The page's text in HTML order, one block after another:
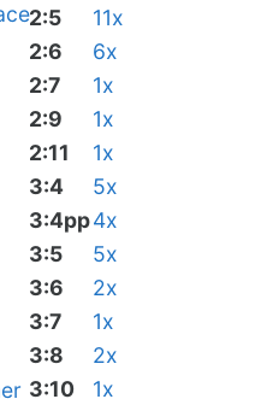
2:5
11x
2:6
6x
2:7
1x
2:9
1x
2:11
1x
3:4
5x
3:4pp4x
3:5
5x
3:6
2x
3:7
1x
3:8
2x
3:10
1x